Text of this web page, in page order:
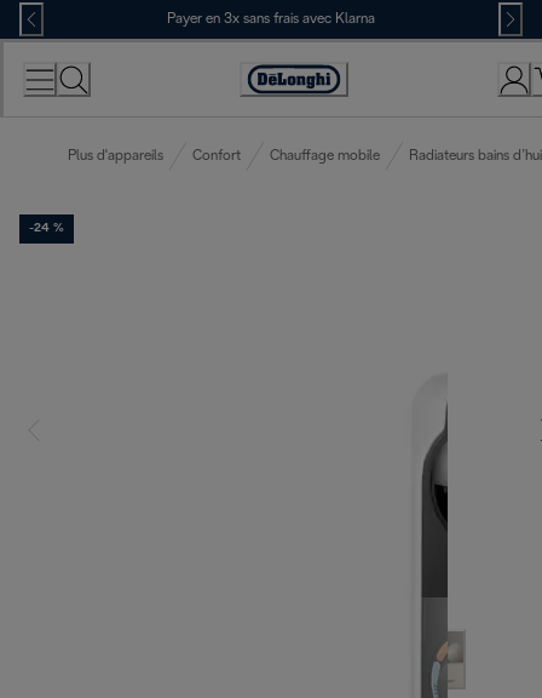
Skip
to
Content
Payer en 3x sans frais avec Klarna
Déclaration
Plus d'appareils Confort Chauffage mobile Radiateurs bains
-24 %